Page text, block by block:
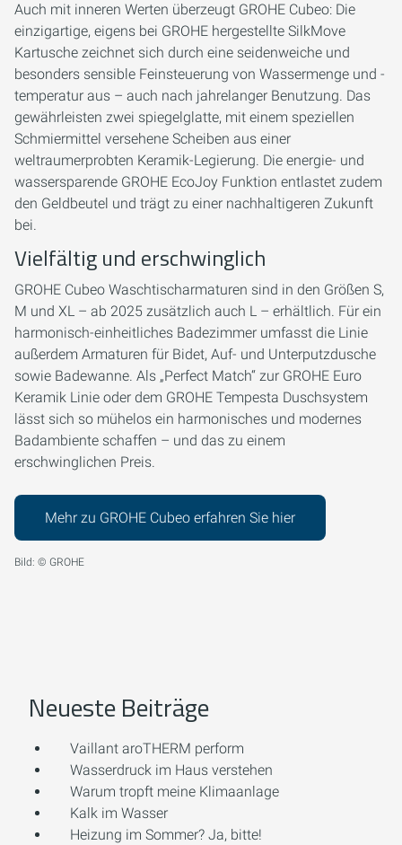
Auch mit inneren Werten überzeugt GROHE Cubeo: Die
einzigartige, eigens bei GROHE hergestellte SilkMove
Kartusche zeichnet sich durch eine seidenweiche und
besonders sensible Feinsteuerung von Wassermenge und -
temperatur aus – auch nach jahrelanger Benutzung. Das
gewährleisten zwei spiegelglatte, mit einem speziellen
Schmiermittel versehene Scheiben aus einer
weltraumerprobten Keramik-Legierung. Die energie- und
wassersparende GROHE EcoJoy Funktion entlastet zudem
den Geldbeutel und trägt zu einer nachhaltigeren Zukunft
bei.
Vielfältig und erschwinglich
GROHE Cubeo Waschtischarmaturen sind in den Größen S,
M und XL – ab 2025 zusätzlich auch L – erhältlich. Für ein
harmonisch-einheitliches Badezimmer umfasst die Linie
außerdem Armaturen für Bidet, Auf- und Unterputzdusche
sowie Badewanne. Als „Perfect Match“ zur GROHE Euro
Keramik Linie oder dem GROHE Tempesta Duschsystem
lässt sich so mühelos ein harmonisches und modernes
Badambiente schaffen – und das zu einem
erschwinglichen Preis.
Mehr zu GROHE Cubeo erfahren Sie hier
Bild: © GROHE
Neueste Beiträge
Vaillant aroTHERM perform
Wasserdruck im Haus verstehen
Warum tropft meine Klimaanlage
Kalk im Wasser
Heizung im Sommer? Ja, bitte!